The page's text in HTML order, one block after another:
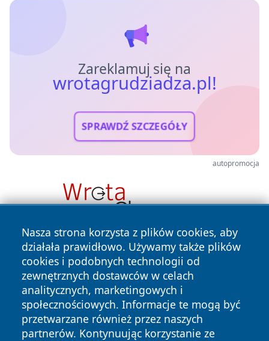
Zareklamuj się na
wrotagrudziadza.pl!
SPRAWDŹ SZCZEGÓŁY
autopromocja
Nasza strona korzysta z plików cookies, aby
działała prawidłowo. Używamy także plików
cookies i podobnych technologii od
zewnętrznych dostawców w celach
analitycznych, marketingowych i
społecznościowych. Informacje te mogą być
przetwarzane również przez naszych
partnerów. Kontynuując korzystanie ze
Copyright © 2026 wrotagrudziadza.pl Wszystkie prawa
zastrzeżone.